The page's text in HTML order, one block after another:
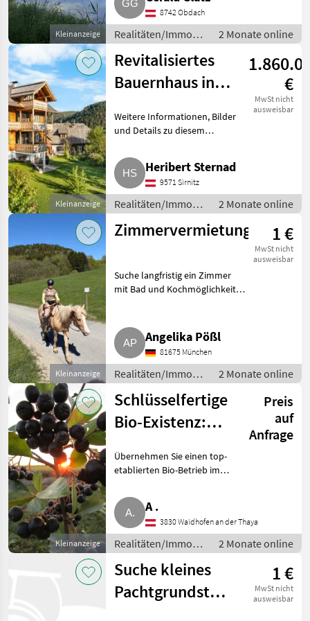
Kleinanzeige
entfernt] Realitäten/Immobil
8742 Obdach
Realitäten/Immobilien
/ Sonstige
Immobilien
2 Monate online
Kleinanzeige
Revitalisiertes
Bauernhaus in
Ruhelage
€
MwSt nicht
ausweisbar
Weitere Informationen, Bilder
und Details zu diesem
finden Sie direkt auf unserer
Website unter folgendem Link:
https://sp-immo.at/immobilie/
Heribert Sternad
9571 Sirnitz
Realitäten/Immobilien
/ Sonstige
Immobilien
2 Monate online
Kleinanzeige
Zimmervermietung 1 €
MwSt nicht
ausweisbar
Suche langfristig ein Zimmer
mit Bad und Kochmöglichkeit
Letztes Jahr habe ich auf einer
Alm bei Salzburg ausg
Angelika Pößl
81675 München
Realitäten/Immobilien
/ Sonstige
Immobilien
2 Monate online
Kleinanzeige
Schlüsselfertige
Bio-Existenz:
Preis
auf
Anfrage
Übernehmen Sie einen top-
etablierten Bio-Betrieb im
direkt in die Vermarktung. Wir
übergeben unseren
wirtschaftlich gesunden und
voll zer
A .
3830 Waidhofen an der Thaya
Realitäten/Immobilien
/ Sonstige
Immobilien
2 Monate online
Suche kleines
Pachtgrundstück
1 €
MwSt nicht
ausweisbar